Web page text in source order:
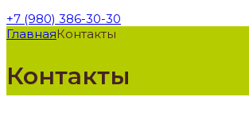
+7 (980) 386-30-30
ГлавнаяКонтакты
Контакты